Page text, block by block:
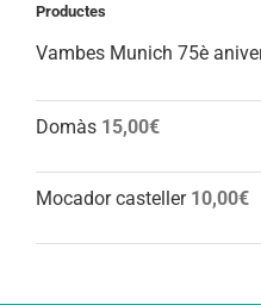
Productes
Vambes Munich 75è
Domàs 15,00€
Mocador casteller 10,00€